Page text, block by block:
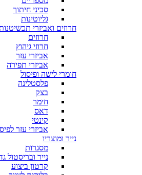
סכיני חיתוך
גליוטינות
חרוזים ואביזרי
חרוזים
חרוזי גיהוץ
אביזרי עזר
אביזרי תפירה
חומרי לישה ופיסול
פלסטלינה
בצק
חימר
דאס
קינטי
אביזרי עזר
נייר ומוצריו
מסגרות
נייר ובריסטול
קרטון ביצוע